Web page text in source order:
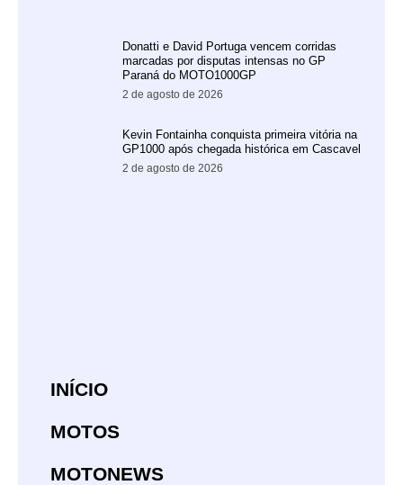
Donatti e David Portuga vencem corridas
marcadas por disputas intensas no GP
Paraná do MOTO1000GP
2 de agosto de 2026
Kevin Fontainha conquista primeira vitória na
GP1000 após chegada histórica em Cascavel
2 de agosto de 2026
INÍCIO
MOTOS
MOTONEWS